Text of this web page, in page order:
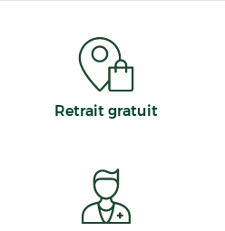
Retrait gratuit